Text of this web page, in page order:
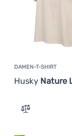
DAMEN-T-SHIRT
Husky Nature
Zum